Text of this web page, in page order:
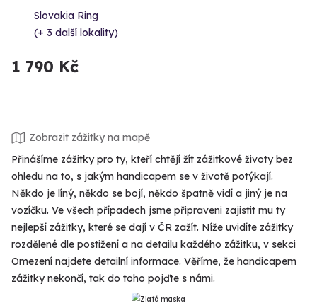
Slovakia Ring
(+ 3 další lokality)
1 790 Kč
Zobrazit zážitky na mapě
Přinášíme zážitky pro ty, kteří chtějí žít zážitkové životy bez
ohledu na to, s jakým handicapem se v životě potýkají.
Někdo je líný, někdo se bojí, někdo špatně vidí a jiný je na
vozíčku. Ve všech případech jsme připraveni zajistit mu ty
nejlepší zážitky, které se dají v ČR zažít. Níže uvidíte zážitky
rozdělené dle postižení a na detailu každého zážitku, v sekci
Omezení najdete detailní informace. Věříme, že handicapem
zážitky nekončí, tak do toho pojďte s námi.